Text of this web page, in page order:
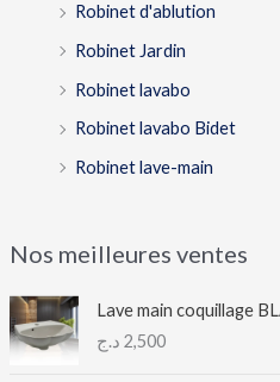
Robinet d'ablution
Robinet Jardin
Robinet lavabo
Robinet lavabo Bidet
Robinet lave-main
Nos meilleures ventes
Lave main coquillage
2,500 د.ج